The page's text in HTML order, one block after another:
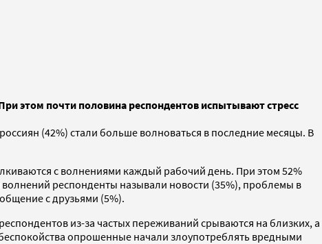
этом почти половина респондентов испытывают стресс
(42%) стали больше волноваться в последние месяцы. В
с волнениями каждый рабочий день. При этом 52%
волнений респонденты называли новости (35%), проблемы в
с друзьями (5%).
из-за частых переживаний срываются на близких, а
опрошенные начали злоупотреблять вредными